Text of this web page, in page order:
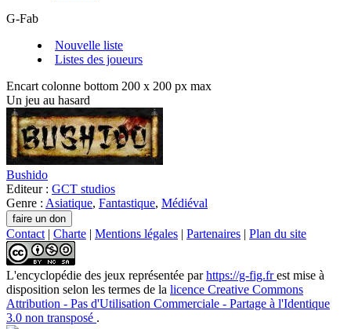
G-Fab
Nouvelle liste
Listes des joueurs
Encart colonne bottom 200 x 200 px max
Un jeu au hasard
Bushido
Editeur : GCT studios
Genre : Asiatique, Fantastique, Médiéval
Contact | Charte | Mentions légales | Partenaires | Plan du site
L'encyclopédie des jeux représentée parhttps://g-fig.frest mise à
disposition selon les termes de la licence Creative Commons
Attribution - Pas d'Utilisation Commerciale - Partage à l'Identique
3.0 non transposé .